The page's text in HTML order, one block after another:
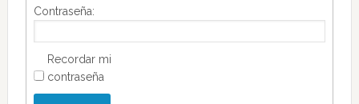
Contraseña:
Recordar mi
contraseña